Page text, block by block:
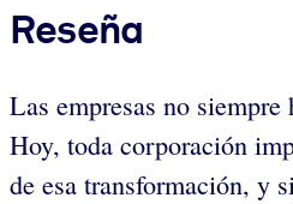
Reseña
Las empresas no
Hoy, toda corporación
de esa transformación, y